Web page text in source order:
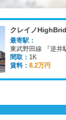
クレイノ
最寄駅：
間取： 1K
賃料：8.2万円